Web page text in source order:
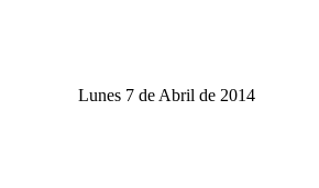
Lunes 7 de Abril de 2014